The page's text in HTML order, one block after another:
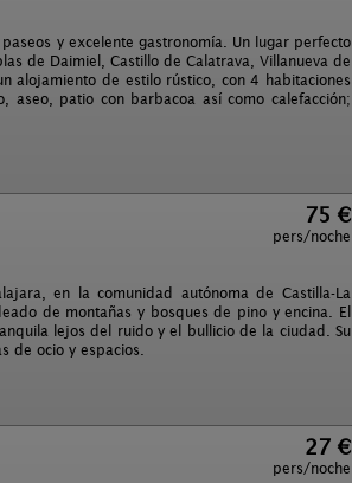
y excelente gastronomía. Un lugar perfecto
de Daimiel, Castillo de Calatrava, Villanueva de
alojamiento de estilo rústico, con 4 habitaciones
aseo, patio con barbacoa así como calefacción;
75 €
pers/noche
en la comunidad autónoma de Castilla-La
de montañas y bosques de pino y encina. El
lejos del ruido y el bullicio de la ciudad. Su
de ocio y espacios.
27 €
pers/noche